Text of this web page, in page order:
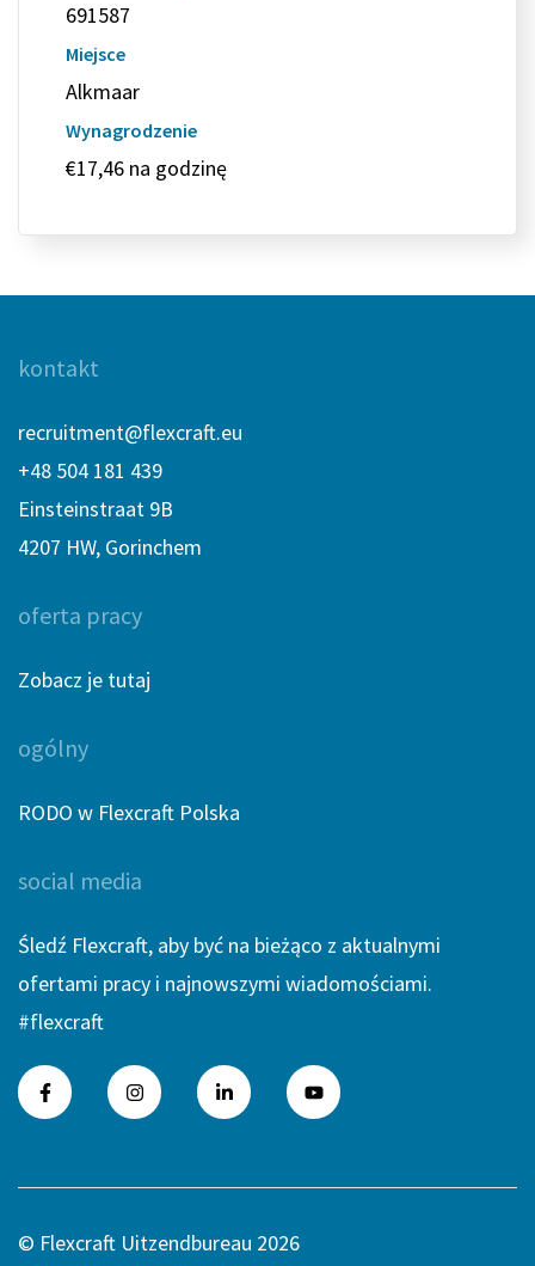
691587
Miejsce
Alkmaar
Wynagrodzenie
€17,46 na godzinę
kontakt
recruitment@flexcraft.eu
+48 504 181 439
Einsteinstraat 9B
4207 HW, Gorinchem
oferta pracy
Zobacz je tutaj
ogólny
RODO w Flexcraft Polska
social media
Śledź Flexcraft, aby być na bieżąco z aktualnymi
ofertami pracy i najnowszymi wiadomościami.
#flexcraft
© Flexcraft Uitzendbureau 2026